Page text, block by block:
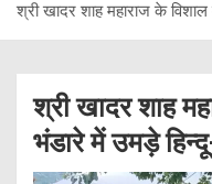
श्री खादर शाह महाराज के
श्री खादर शाह
भंडारे में उमड़े